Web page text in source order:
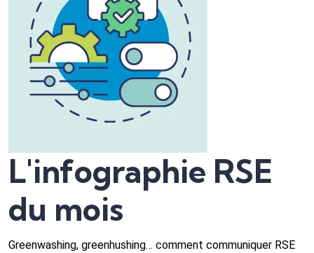
L'infographie RSE
du mois
Greenwashing, greenhushing… comment communiquer RSE